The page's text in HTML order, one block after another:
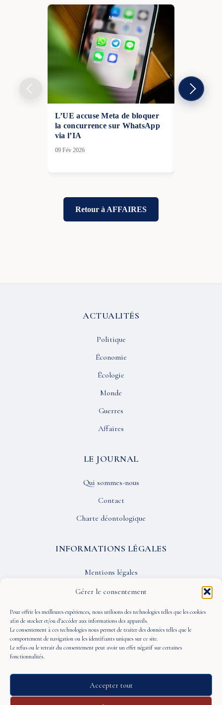
Gérer le consentement
Pour offrir les meilleures expériences, nous utilisons des technologies telles que les cookies
afin de stocker et/ou d’accéder aux informations des appareils.
Le consentement à ces technologies nous permet de traiter des données telles que le
comportement de navigation ou les identifiants uniques sur ce site.
Le refus ou le retrait du consentement peut avoir un effet négatif sur certaines
fonctionnalités.
Accepter tout
L’UE accuse Meta de bloquer
la concurrence sur WhatsApp
via l’IA
09 Fév 2026
Retour à AFFAIRES
ACTUALITÉS
Politique
Économie
Écologie
Monde
Guerres
Affaires
LE JOURNAL
Qui sommes-nous
Contact
Charte déontologique
INFORMATIONS LÉGALES
Mentions légales
Confidentialité
CGU
SUIVEZ-NOUS